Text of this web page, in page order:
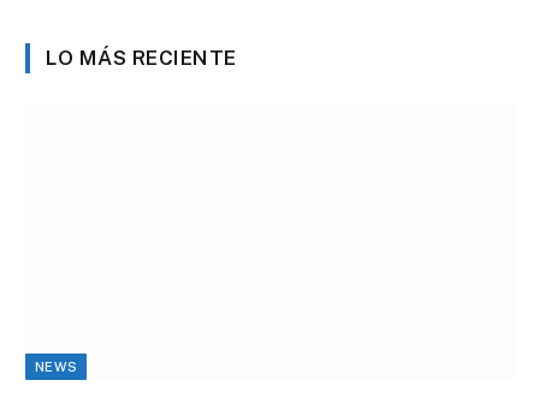
LO MÁS RECIENTE
NEWS